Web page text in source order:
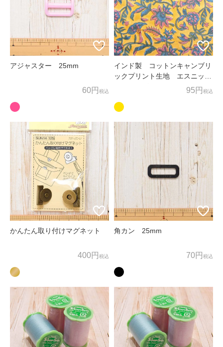
お客様相談窓口
〒600-8004
京都府京都市下京区四条通麩屋町東入奈良物町362 株式会社ノム
ラテーラー
オンラインショップ直通TEL/FAX：075-257-7781
アジャスター 25mm
60円 税込
インド製 コットンキャンブリ
ックプリント生地 エスニッ
95円 税込
かんたん取り付けマグネット
400円 税込
角カン 25mm
70円 税込